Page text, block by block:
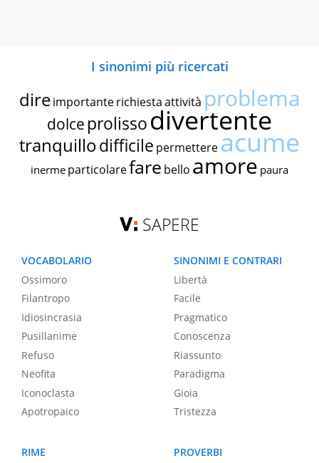
I sinonimi più ricercati
dire importante richiestaattività problema
dolce prolissodivertente
tranquillodifficile permettereacume
inerme particolarefare bello amore paura
SAPERE
VOCABOLARIO
Ossimoro
Filantropo
Idiosincrasia
Pusillanime
Refuso
Neofita
Iconoclasta
Apotropaico
SINONIMI E CONTRARI
Libertà
Facile
Pragmatico
Conoscenza
Riassunto
Paradigma
Gioia
Tristezza
RIME
PROVERBI